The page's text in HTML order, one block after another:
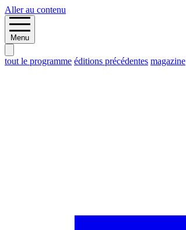
Aller au contenu
Menu
tout le programme éditions précédentes magazine